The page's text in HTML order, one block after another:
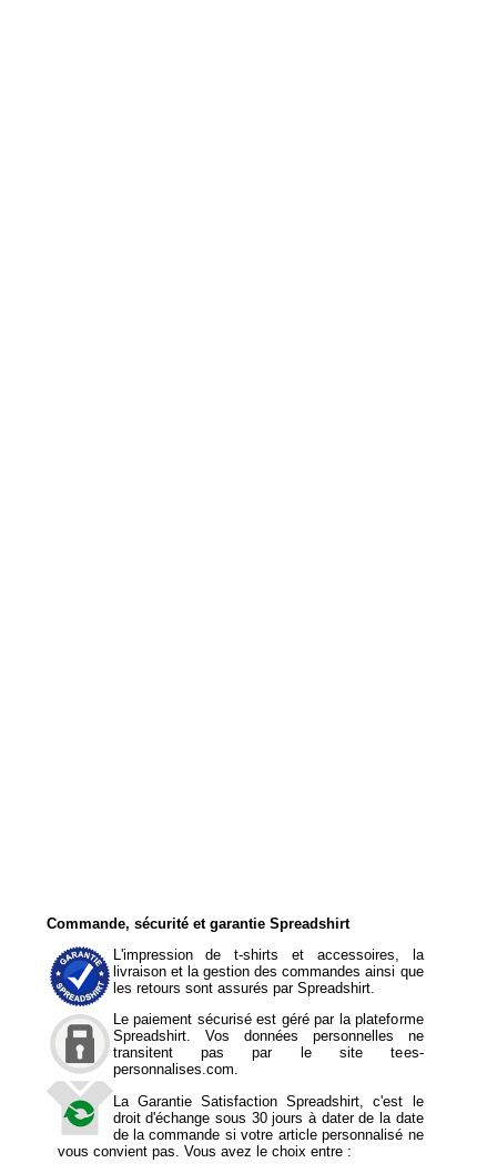
Commande, sécurité et garantie Spreadshirt
L'impression de t-shirts et accessoires, la
livraison et la gestion des commandes ainsi que
les retours sont assurés par Spreadshirt.
Le paiement sécurisé est géré par la plateforme
Spreadshirt. Vos données personnelles ne
transitent pas par le site tees-
personnalises.com.
La Garantie Satisfaction Spreadshirt, c'est le
droit d'échange sous 30 jours à dater de la date
de la commande si votre article personnalisé ne
vous convient pas. Vous avez le choix entre :